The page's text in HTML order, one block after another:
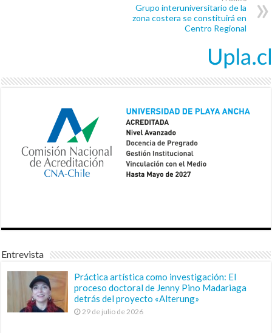
Grupo interuniversitario de la
zona costera se constituirá en
Centro Regional
Entrevista
Práctica artística como investigación: El
proceso doctoral de Jenny Pino Madariaga
detrás del proyecto «Alterung»
29 de julio de 2026